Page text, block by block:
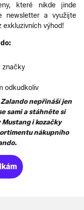
které nikde jinde
newsletter a využijte
výhod!
značky
odkudkoliv
nepřináší jen
sami a stáhněte si
i kozačky
nákupního